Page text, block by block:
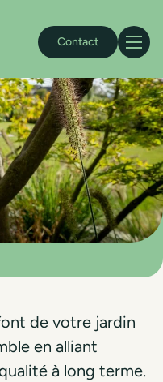
Contact
de votre jardin
en alliant
à long terme.